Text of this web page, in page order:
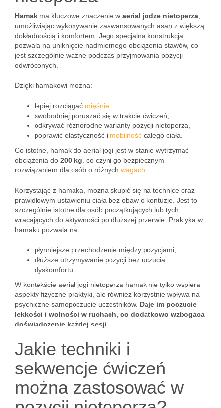
Hamak ma kluczowe znaczenie w aerial jodze nietoperza
umożliwiając wykonywanie zaawansowanych asan z większą
dokładnością i komfortem. Jego specjalna konstrukcja
pozwala na uniknięcie nadmiernego obciążenia stawów, co
jest szczególnie ważne podczas przyjmowania pozycji
odwróconych.
Dzięki hamakowi można:
lepiej rozciągać mięśnie
swobodniej poruszać się w trakcie ćwiczeń,
odkrywać różnorodne warianty pozycji nietoperza,
poprawić elastyczność i mobilność całego ciała.
Co istotne, hamak do aerial jogi jest w stanie wytrzymać
obciążenia do 200 kg , co czyni go bezpiecznym
rozwiązaniem dla osób o różnych wagach
Korzystając z hamaka, można skupić się na technice oraz
prawidłowym ustawieniu ciała bez obaw o kontuzje. Jest to
szczególnie istotne dla osób początkujących lub tych
wracających do aktywności po dłuższej przerwie. Praktyka w
hamaku pozwala na:
płynniejsze przechodzenie między pozycjami,
dłuższe utrzymywanie pozycji bez uczucia
dyskomfortu.
W kontekście aerial jogi nietoperza hamak nie tylko wspiera
aspekty fizyczne praktyki, ale również korzystnie wpływa na
psychiczne samopoczucie uczestników. Daje im poczucie
lekkości i wolności w ruchach, co dodatkowo wzbogaca
doświadczenie każdej sesji.
Jakie techniki i
sekwencje ćwiczeń
można zastosować w